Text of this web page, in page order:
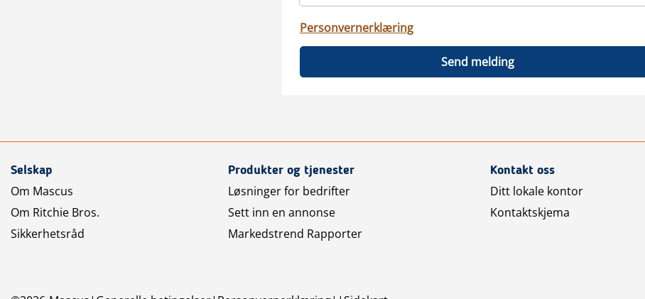
Personvernerklæring
Send melding
Selskap
Om Mascus
Om Ritchie Bros.
Sikkerhetsråd
Produkter og tjenester
Løsninger for bedrifter
Sett inn en annonse
Markedstrend Rapporter
Kontakt oss
Ditt lokale kontor
Kontaktskjema